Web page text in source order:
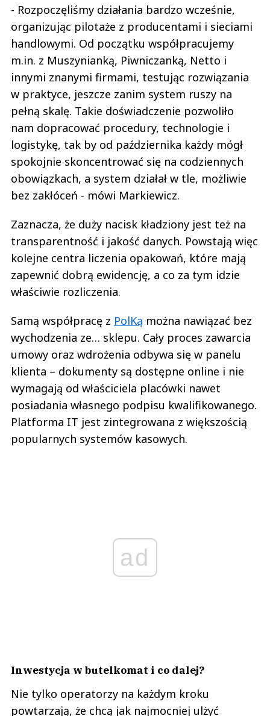
- Rozpoczęliśmy działania bardzo wcześnie,
organizując pilotaże z producentami i sieciami
handlowymi. Od początku współpracujemy
m.in. z Muszynianką, Piwniczanką, Netto i
innymi znanymi firmami, testując rozwiązania
w praktyce, jeszcze zanim system ruszy na
pełną skalę. Takie doświadczenie pozwoliło
nam dopracować procedury, technologie i
logistykę, tak by od października każdy mógł
spokojnie skoncentrować się na codziennych
obowiązkach, a system działał w tle, możliwie
bez zakłóceń - mówi Markiewicz.
Zaznacza, że duży nacisk kładziony jest też na
transparentność i jakość danych. Powstają więc
kolejne centra liczenia opakowań, które mają
zapewnić dobrą ewidencję, a co za tym idzie
właściwie rozliczenia.
Samą współpracę z PolKą można nawiązać bez
wychodzenia ze… sklepu. Cały proces zawarcia
umowy oraz wdrożenia odbywa się w panelu
klienta – dokumenty są dostępne online i nie
wymagają od właściciela placówki nawet
posiadania własnego podpisu kwalifikowanego.
Platforma IT jest zintegrowana z większością
popularnych systemów kasowych.
ad
Inwestycja w butelkomat i co dalej?
Nie tylko operatorzy na każdym kroku
powtarzają, że chcą jak najmocniej ulżyć